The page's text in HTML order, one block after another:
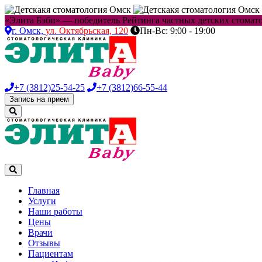
«Элита Бэби» — победитель Рейтинга частных детских
г. Омск, ул. Октябрьская, 120 Пн-Вс: 9:00 - 19:00
+7 (3812)25-54-25 +7 (3812)66-55-44
Запись на прием
Главная
Услуги
Наши работы
Цены
Врачи
Отзывы
Пациентам